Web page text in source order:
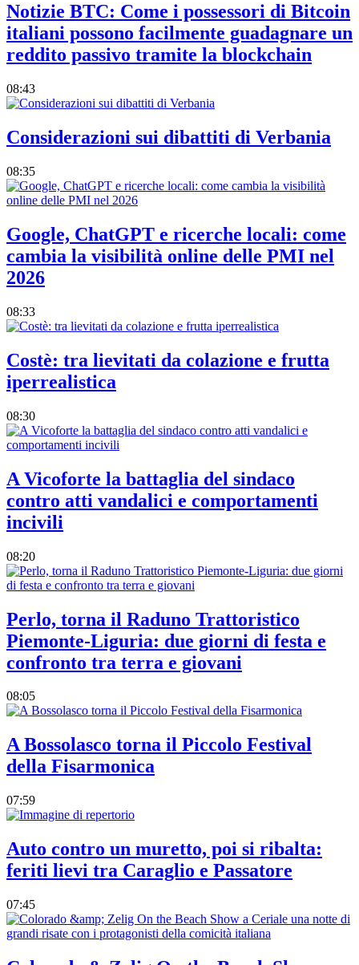
Notizie BTC: Come i possessori di Bitcoin
italiani possono facilmente guadagnare un
reddito passivo tramite la blockchain
08:43
Considerazioni sui dibattiti di Verbania
08:35
Google, ChatGPT e ricerche locali: come
cambia la visibilità online delle PMI nel
2026
08:33
Costè: tra lievitati da colazione e frutta
iperrealistica
08:30
A Vicoforte la battaglia del sindaco
contro atti vandalici e comportamenti
incivili
08:20
Perlo, torna il Raduno Trattoristico
Piemonte-Liguria: due giorni di festa e
confronto tra terra e giovani
08:05
A Bossolasco torna il Piccolo Festival
della Fisarmonica
07:59
Auto contro un muretto, poi si ribalta:
feriti lievi tra Caraglio e Passatore
07:45